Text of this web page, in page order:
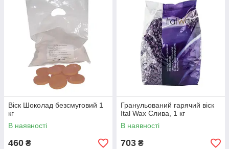
Віск Шоколад безсмуговий 1
кг
В наявності
460 ₴
Гранульований гарячий віск
Ital Wax Слива, 1 кг
В наявності
703 ₴